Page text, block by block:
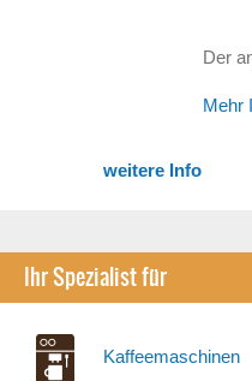
Der
Mehr
weitere Info
Ihr Spezialist für
Kaffeemaschinen